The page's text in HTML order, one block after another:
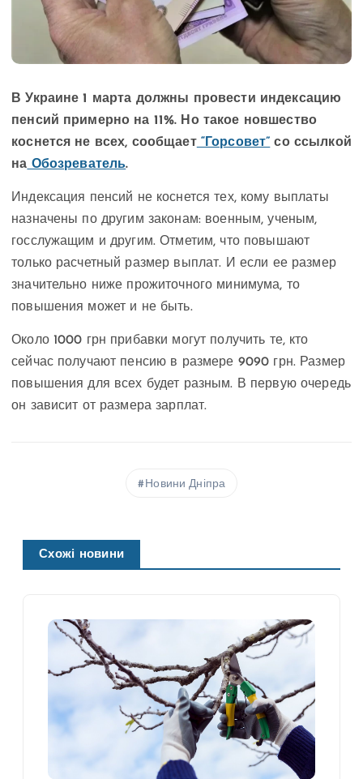
В Украине 1 марта должны провести индексацию
пенсий примерно на 11%. Но такое новшество
коснется не всех, сообщает“Горсовет” со ссылкой
на Обозреватель.
Индексация пенсий не коснется тех, кому выплаты
назначены по другим законам: военным, ученым,
госслужащим и другим. Отметим, что повышают
только расчетный размер выплат. И если ее размер
значительно ниже прожиточного минимума, то
повышения может и не быть.
Около 1000 грн прибавки могут получить те, кто
сейчас получают пенсию в размере 9090 грн. Размер
повышения для всех будет разным. В первую очередь
он зависит от размера зарплат.
Новини Дніпра
Схожі новини